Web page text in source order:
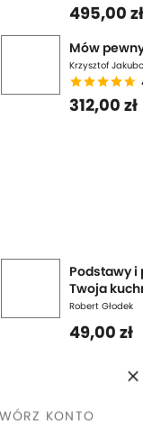
KONTO
495,00 zł
Mów
Krzysztof
312,00 zł
Podstawy i
Twoja
Robert Głodek
49,00 zł
e-